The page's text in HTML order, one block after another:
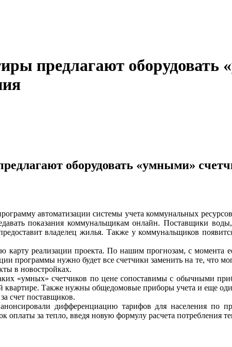
предлагают
оборудовать «умными»
автоматизации системы учета коммунальных
показания коммунальщикам онлайн. Поставщики
владелец жилья. Также у коммунальщиков
карту реализации проекта. По нашим прогнозам, с
программы нужно будет все счетчики заменить на те, что
в новостройках.
«умных» счетчиков по цене сопоставимы с обычными
квартире. Также нужны общедомовые приборы учета и еще
счет поставщиков.
дифференциацию тарифов для населения по
оплаты за тепло, введя новую формулу расчета потребления